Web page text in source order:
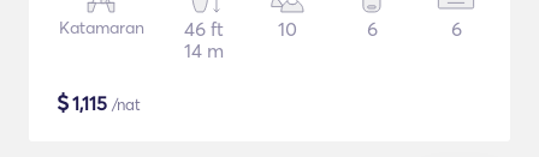
Katamaran
46 ft
14 m
10 6 6
$1,115 /nat